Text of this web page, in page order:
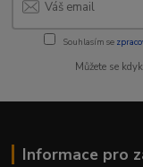
Souhlasím se
Můžete se
Informace pro